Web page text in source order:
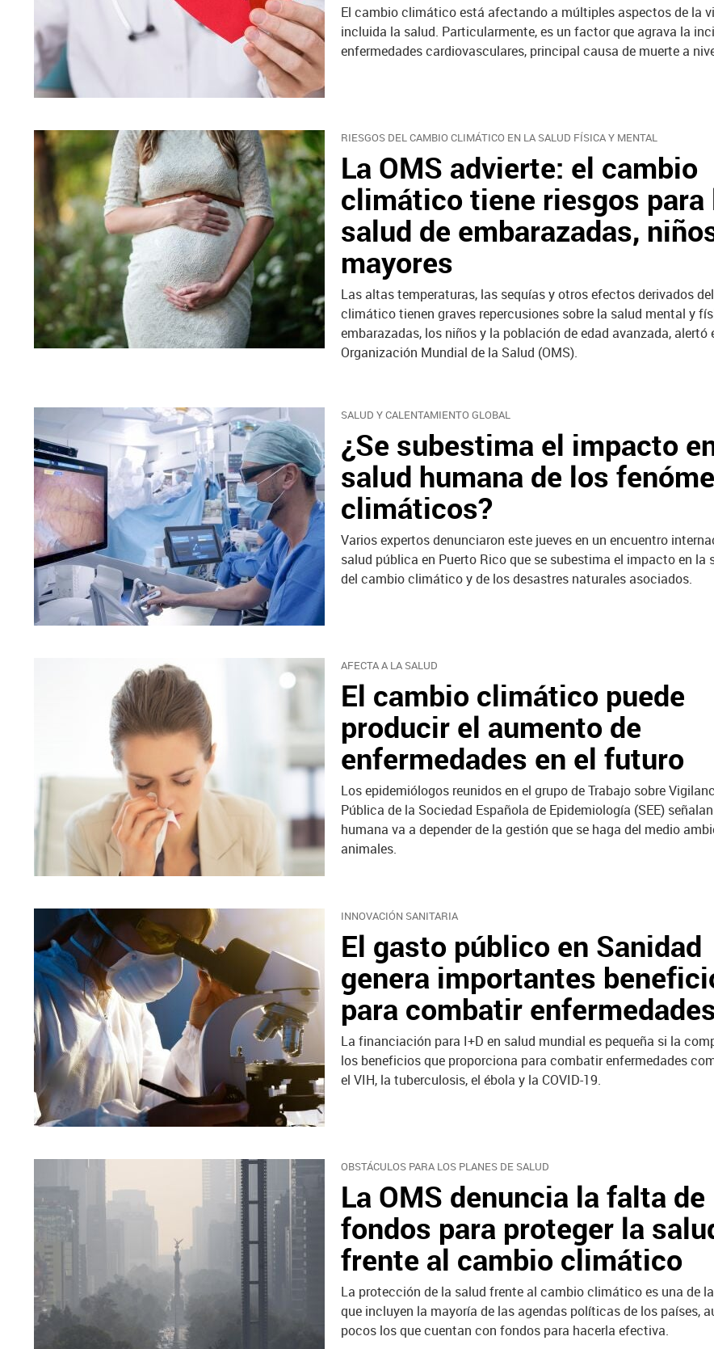
El cambio climático está afectando a múltiples aspectos de la
incluida la salud. Particularmente, es un factor que agrava la
enfermedades cardiovasculares, principal causa de muerte a
RIESGOS DEL CAMBIO CLIMÁTICO EN LA SALUD FÍSICA Y MENTAL
La OMS advierte: el cambio
climático tiene riesgos para
salud de embarazadas,
mayores
Las altas temperaturas, las sequías y otros efectos derivados
climático tienen graves repercusiones sobre la salud mental y
embarazadas, los niños y la población de edad avanzada, alertó
Organización Mundial de la Salud (OMS).
SALUD Y CALENTAMIENTO GLOBAL
¿Se subestima el impacto
salud humana de los
climáticos?
Varios expertos denunciaron este jueves en un encuentro
salud pública en Puerto Rico que se subestima el impacto en la
del cambio climático y de los desastres naturales asociados.
AFECTA A LA SALUD
El cambio climático puede
producir el aumento de
enfermedades en el futuro
Los epidemiólogos reunidos en el grupo de Trabajo sobre
Pública de la Sociedad Española de Epidemiología (SEE)
humana va a depender de la gestión que se haga del medio
animales.
INNOVACIÓN SANITARIA
El gasto público en Sanidad
genera importantes
para combatir
La financiación para I+D en salud mundial es pequeña si la
los beneficios que proporciona para combatir enfermedades
el VIH, la tuberculosis, el ébola y la COVID-19.
OBSTÁCULOS PARA LOS PLANES DE SALUD
La OMS denuncia la falta de
fondos para proteger la
frente al cambio climático
La protección de la salud frente al cambio climático es una de
que incluyen la mayoría de las agendas políticas de los países,
pocos los que cuentan con fondos para hacerla efectiva.